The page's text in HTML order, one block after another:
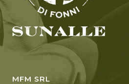
MFM SRL